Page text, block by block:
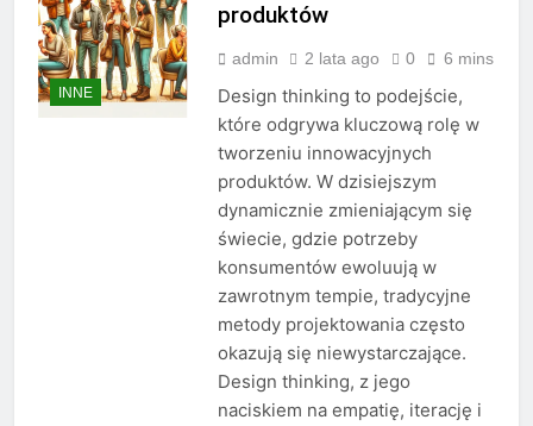
INNE
produktów
admin 2 lata ago 0 6 mins
Design thinking to podejście,
które odgrywa kluczową rolę w
tworzeniu innowacyjnych
produktów. W dzisiejszym
dynamicznie zmieniającym się
świecie, gdzie potrzeby
konsumentów ewoluują w
zawrotnym tempie, tradycyjne
metody projektowania często
okazują się niewystarczające.
Design thinking, z jego
naciskiem na empatię, iterację i